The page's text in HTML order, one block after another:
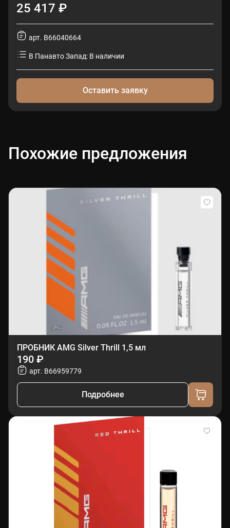
25 417 ₽
арт. B66040664
В Панавто Запад: В наличии
Оставить заявку
Похожие предложения
ПРОБНИК AMG Silver Thrill 1,5 мл
190 ₽
арт. B66959779
Подробнее